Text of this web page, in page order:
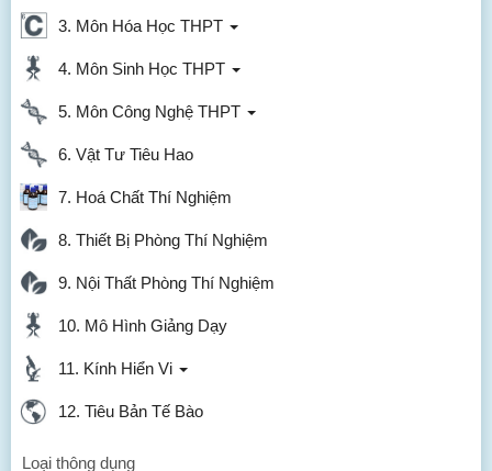
3. Môn Hóa Học THPT
4. Môn Sinh Học THPT
5. Môn Công Nghệ THPT
6. Vật Tư Tiêu Hao
7. Hoá Chất Thí Nghiệm
8. Thiết Bị Phòng Thí Nghiệm
9. Nội Thất Phòng Thí Nghiệm
10. Mô Hình Giảng Dạy
11. Kính Hiển Vi
12. Tiêu Bản Tế Bào
Loại thông dụng